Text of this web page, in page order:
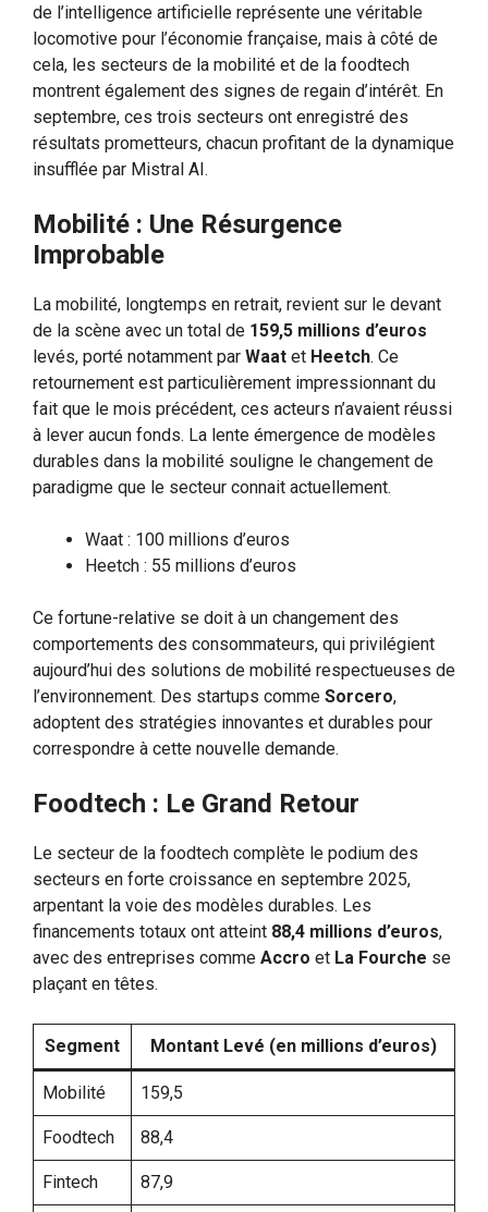
de l’intelligence artificielle représente une véritable
locomotive pour l’économie française, mais à côté de
cela, les secteurs de la mobilité et de la foodtech
montrent également des signes de regain d’intérêt. En
septembre, ces trois secteurs ont enregistré des
résultats prometteurs, chacun profitant de la dynamique
insufflée par Mistral AI.
Mobilité : Une Résurgence
Improbable
La mobilité, longtemps en retrait, revient sur le devant
de la scène avec un total de 159,5 millions d’euros
levés, porté notamment par Waat et Heetch. Ce
retournement est particulièrement impressionnant du
fait que le mois précédent, ces acteurs n’avaient réussi
à lever aucun fonds. La lente émergence de modèles
durables dans la mobilité souligne le changement de
paradigme que le secteur connait actuellement.
Waat : 100 millions d’euros
Heetch : 55 millions d’euros
Ce fortune-relative se doit à un changement des
comportements des consommateurs, qui privilégient
aujourd’hui des solutions de mobilité respectueuses de
l’environnement. Des startups comme Sorcero,
adoptent des stratégies innovantes et durables pour
correspondre à cette nouvelle demande.
Foodtech : Le Grand Retour
Le secteur de la foodtech complète le podium des
secteurs en forte croissance en septembre 2025,
arpentant la voie des modèles durables. Les
financements totaux ont atteint 88,4 millions d’euros,
avec des entreprises comme Accro et La Fourche se
plaçant en têtes.
Segment Montant Levé (en millions d’euros)
Mobilité 159,5
Foodtech 88,4
Fintech 87,9